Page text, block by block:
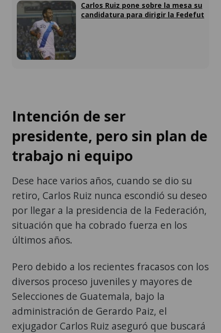
Carlos Ruiz pone sobre la mesa su
candidatura para dirigir la Fedefut
Intención de ser
presidente, pero sin plan de
trabajo ni equipo
Dese hace varios años, cuando se dio su
retiro, Carlos Ruiz nunca escondió su deseo
por llegar a la presidencia de la Federación,
situación que ha cobrado fuerza en los
últimos años.
Pero debido a los recientes fracasos con los
diversos proceso juveniles y mayores de
Selecciones de Guatemala, bajo la
administración de Gerardo Paiz, el
exjugador Carlos Ruiz aseguró que buscará